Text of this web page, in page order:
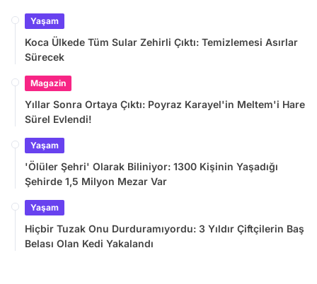
Yaşam
Koca Ülkede Tüm Sular Zehirli Çıktı: Temizlemesi Asırlar
Sürecek
Magazin
Yıllar Sonra Ortaya Çıktı: Poyraz Karayel'in Meltem'i Hare
Sürel Evlendi!
Yaşam
'Ölüler Şehri' Olarak Biliniyor: 1300 Kişinin Yaşadığı
Şehirde 1,5 Milyon Mezar Var
Yaşam
Hiçbir Tuzak Onu Durduramıyordu: 3 Yıldır Çiftçilerin Baş
Belası Olan Kedi Yakalandı